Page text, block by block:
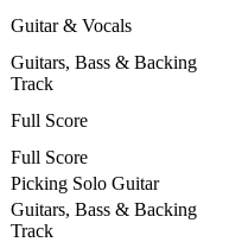
Guitar & Vocals
Guitars, Bass & Backing
Track
Full Score
Full Score
Picking Solo Guitar
Guitars, Bass & Backing
Track